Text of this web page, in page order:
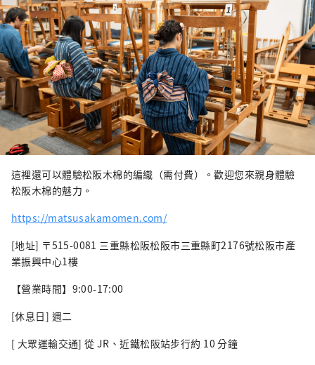
這裡還可以體驗松阪木棉的編織（需付費）。歡迎您來親身體驗
松阪木棉的魅力。
https://matsusakamomen.com/
[地址] 〒515-0081 三重縣松阪松阪市三重縣町2176號松阪市產
業振興中心1樓
【營業時間】9:00-17:00
[休息日] 週二
[ 大眾運輸交通] 從 JR、近鐵松阪站步行約 10 分鐘